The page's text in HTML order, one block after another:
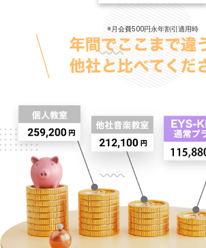
※月会費500円永年割引適用時